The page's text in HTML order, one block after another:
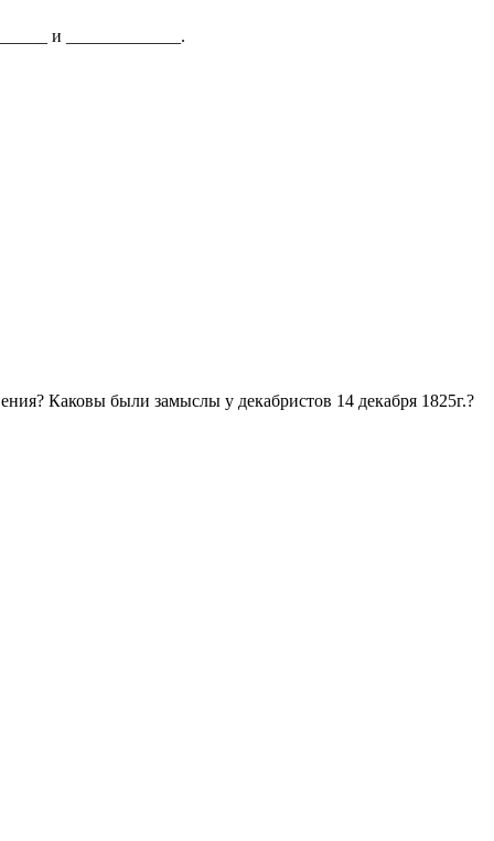
и _____________.
Каковы были замыслы у декабристов 14 декабря 1825г.?